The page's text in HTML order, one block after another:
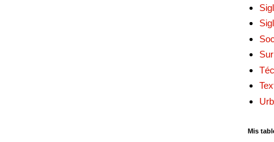
Mis